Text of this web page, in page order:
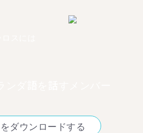
ダウンロードする